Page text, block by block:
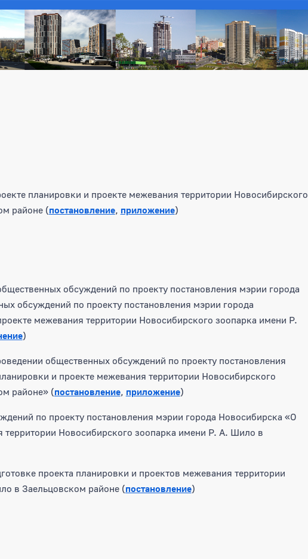
планировки и проекте межевания территории Новосибирского
районе (постановление, приложение)
обсуждений по проекту постановления мэрии города
обсуждений по проекту постановления мэрии города
межевания территории Новосибирского зоопарка имени Р.
)
общественных обсуждений по проекту постановления
и проекте межевания территории Новосибирского
районе» (постановление, приложение)
по проекту постановления мэрии города Новосибирска «О
территории Новосибирского зоопарка имени Р. А. Шило в
проекта планировки и проектов межевания территории
в Заельцовском районе (постановление)